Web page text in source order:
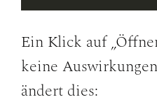
Ein Klick auf
keine
ändert dies: